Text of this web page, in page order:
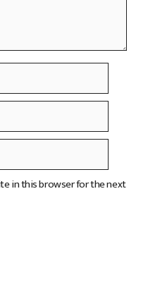
in this browser for the next